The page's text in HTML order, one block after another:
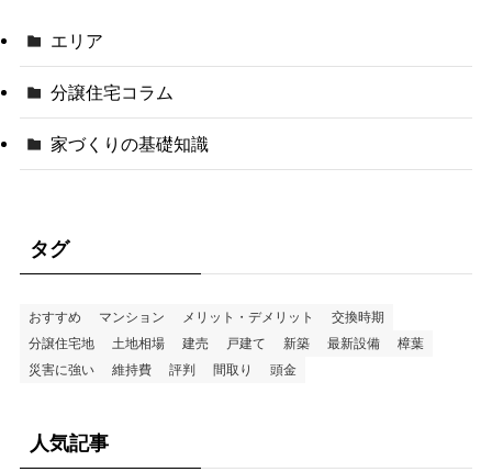
エリア
分譲住宅コラム
家づくりの基礎知識
タグ
おすすめ マンション メリット・デメリット
交換時期
分譲住宅地
土地相場 建売 戸建て 新築 最新設備
樟葉
災害に強い
維持費 評判 間取り 頭金
人気記事